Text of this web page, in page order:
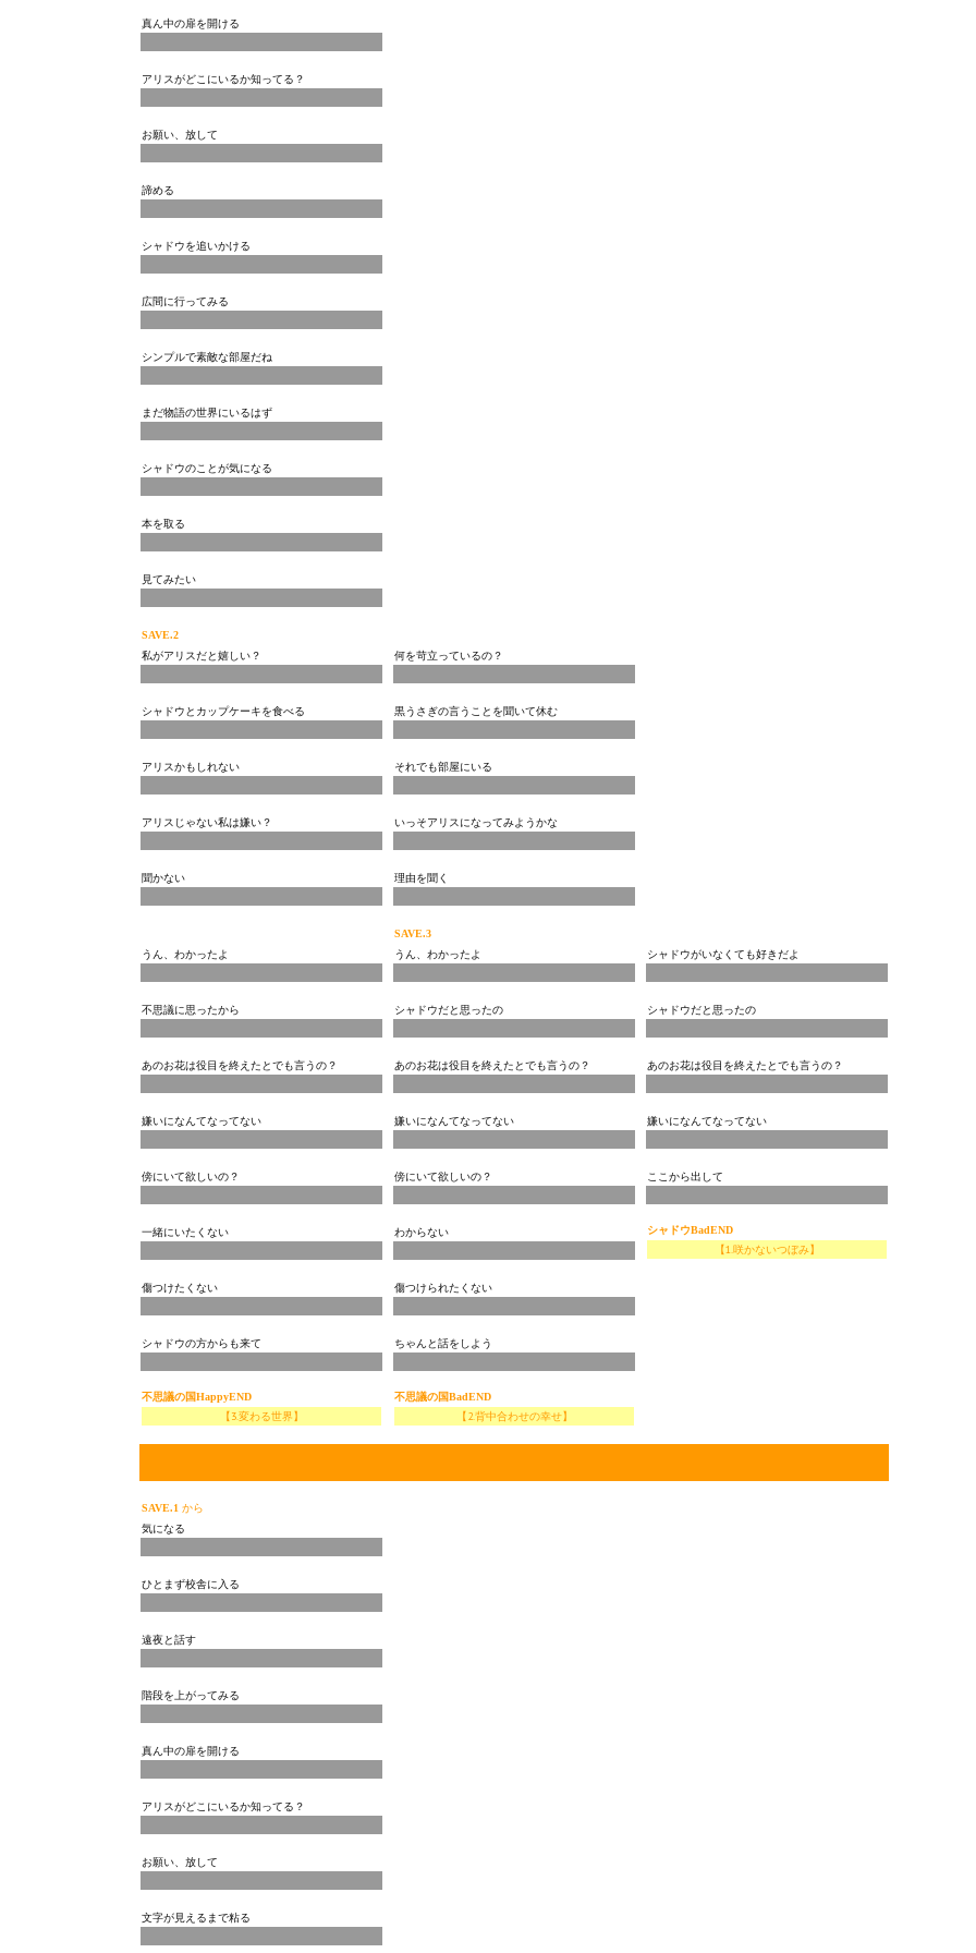
真ん中の扉を開ける
アリスがどこにいるか知ってる？
お願い、放して
諦める
シャドウを追いかける
広間に行ってみる
シンプルで素敵な部屋だね
まだ物語の世界にいるはず
シャドウのことが気になる
本を取る
見てみたい
SAVE.2
私がアリスだと嬉しい？
シャドウとカップケーキを食べる
アリスかもしれない
アリスじゃない私は嫌い？
聞かない
何を苛立っているの？
黒うさぎの言うことを聞いて休む
それでも部屋にいる
いっそアリスになってみようかな
理由を聞く
SAVE.3
うん、わかったよ
不思議に思ったから
あのお花は役目を終えたとでも言うの？
嫌いになんてなってない
傍にいて欲しいの？
一緒にいたくない
傷つけたくない
シャドウの方からも来て
不思議の国HappyEND
【3.変わる世界】
うん、わかったよ
シャドウだと思ったの
あのお花は役目を終えたとでも言うの？
嫌いになんてなってない
傍にいて欲しいの？
わからない
傷つけられたくない
ちゃんと話をしよう
不思議の国BadEND
【2.背中合わせの幸せ】
シャドウがいなくても好きだよ
シャドウだと思ったの
あのお花は役目を終えたとでも言うの？
嫌いになんてなってない
ここから出して
シャドウBadEND
【1.咲かないつぼみ】
SAVE.1 から
気になる
ひとまず校舎に入る
遠夜と話す
階段を上がってみる
真ん中の扉を開ける
アリスがどこにいるか知ってる？
お願い、放して
文字が見えるまで粘る